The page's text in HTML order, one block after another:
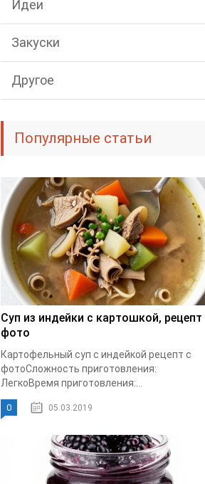
Идеи
Закуски
Другое
Популярные статьи
Суп из индейки с картошкой, рецепт
фото
Картофельный суп с индейкой рецепт с
фотоСложность приготовления:
ЛегкоВремя приготовления:...
0 05.03.2019